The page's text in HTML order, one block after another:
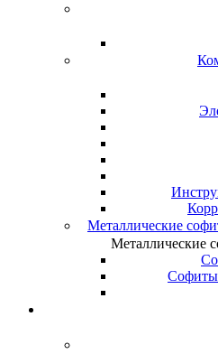
Металлические
Металлические
Софиты